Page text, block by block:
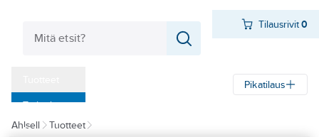
Tilausrivit 0
‎Tarjoukset
Myymälät
Pikatilaus
Ahlsell
Tuotteet